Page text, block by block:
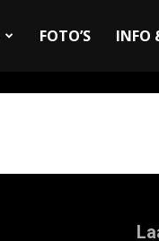
FOTO’S INFO